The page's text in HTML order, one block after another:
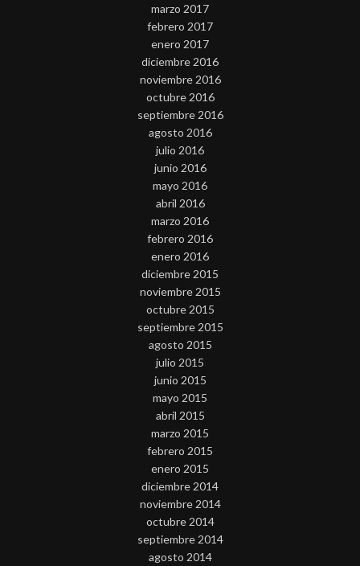
marzo 2017
febrero 2017
enero 2017
diciembre 2016
noviembre 2016
octubre 2016
septiembre 2016
agosto 2016
julio 2016
junio 2016
mayo 2016
abril 2016
marzo 2016
febrero 2016
enero 2016
diciembre 2015
noviembre 2015
octubre 2015
septiembre 2015
agosto 2015
julio 2015
junio 2015
mayo 2015
abril 2015
marzo 2015
febrero 2015
enero 2015
diciembre 2014
noviembre 2014
octubre 2014
septiembre 2014
agosto 2014